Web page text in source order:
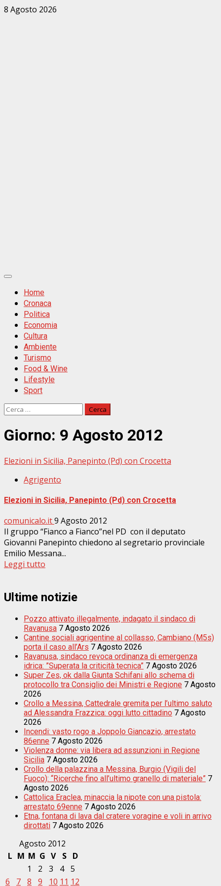
Zum
8 Agosto 2026
Primäres
MenüHome
Cronaca
Politica
Economia
Cultura
Ambiente
Turismo
Food & Wine
Lifestyle
Sport
Ricerca
Giorno: 9 Agosto 2012
Elezioni in Sicilia, Panepinto (Pd) con Crocetta
Agrigento
Elezioni in Sicilia, Panepinto (Pd) con Crocetta
comunicalo.it9 Agosto 2012
Il gruppo “Fianco a Fianco”nel PD con il deputato
Giovanni Panepinto chiedono al segretario provinciale
Emilio Messana...
Leggi tutto
Ultime notizie
Pozzo attivato illegalmente, indagato il sindaco di
Ravanusa 7 Agosto 2026
Cantine sociali agrigentine al collasso, Cambiano (M5s)
porta il caso all’Ars 7 Agosto 2026
Ravanusa, sindaco revoca ordinanza di emergenza
idrica: ”Superata la criticità tecnica” 7 Agosto 2026
Super Zes, ok dalla Giunta Schifani allo schema di
protocollo tra Consiglio dei Ministri e Regione 7 Agosto
2026
Crollo a Messina, Cattedrale gremita per l’ultimo saluto
ad Alessandra Frazzica: oggi lutto cittadino 7 Agosto
2026
Incendi: vasto rogo a Joppolo Giancazio, arrestato
86enne 7 Agosto 2026
Violenza donne: via libera ad assunzioni in Regione
Sicilia 7 Agosto 2026
Crollo della palazzina a Messina, Burgio (Vigili del
Fuoco): “Ricerche fino all’ultimo granello di materiale” 7
Agosto 2026
Cattolica Eraclea, minaccia la nipote con una pistola:
arrestato 69enne 7 Agosto 2026
Etna, fontana di lava dal cratere voragine e voli in arrivo
dirottati 7 Agosto 2026
Agosto 2012
L M M G V S
D
1
2 3 4 5
6
7 8 9 10 11 12